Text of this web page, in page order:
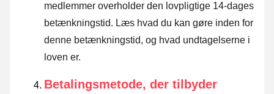
medlemmer overholder den lovpligtige 14-dages
betænkningstid. Læs hvad du kan gøre inden for
denne betænkningstid, og hvad undtagelserne i
loven er.
Betalingsmetode, der tilbyder